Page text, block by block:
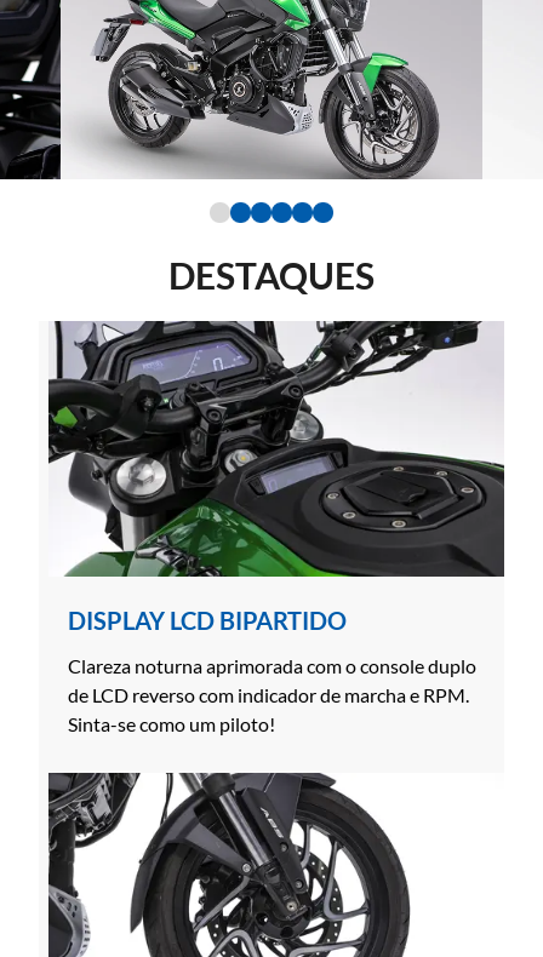
DESTAQUES
DISPLAY LCD BIPARTIDO
Clareza noturna aprimorada com o console duplo
de LCD reverso com indicador de marcha e RPM.
Sinta-se como um piloto!